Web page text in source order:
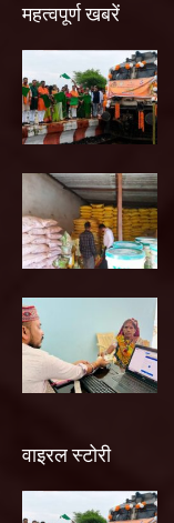
महत्वपूर्ण खबरें
वाइरल स्टोरी